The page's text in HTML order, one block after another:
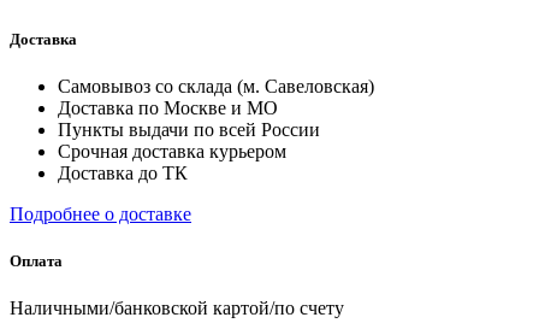
Доставка
Самовывоз со склада (м. Савеловская)
Доставка по Москве и МО
Пункты выдачи по всей России
Срочная доставка курьером
Доставка до ТК
Подробнее о доставке
Оплата
Наличными/банковской картой/по счету